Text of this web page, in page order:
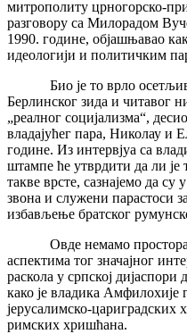
митрополиту црногорско-
разговору са Милорадом
1990. године, објашњавао
идеологији и политичким
Био је то врло осетљив
Берлинског зида и читавог
„реалног социјализма“,
владајућег пара, Николау и
године. Из интервјуа са
штампе ће утврдити да ли
такве врсте, сазнајемо да су
звона и служени парастоси
избављење братског
Овде немамо простора
аспектима тог значајног
раскола у српској
како је владика
јерусалимско-
римских хришћана.